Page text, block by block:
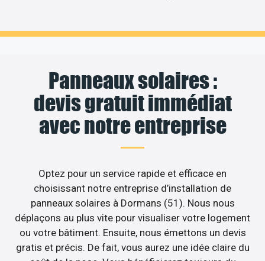
Panneaux solaires :
devis gratuit immédiat
avec notre entreprise
Optez pour un service rapide et efficace en
choisissant notre entreprise d’installation de
panneaux solaires à Dormans (51). Nous nous
déplaçons au plus vite pour visualiser votre logement
ou votre bâtiment. Ensuite, nous émettons un devis
gratis et précis. De fait, vous aurez une idée claire du